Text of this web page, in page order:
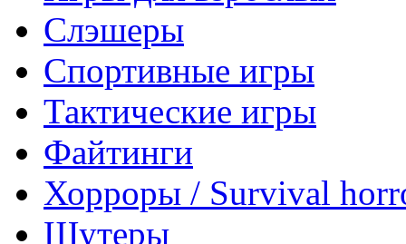
Слэшеры
Спортивные игры
Тактические игры
Файтинги
Хорроры / Survival
Шутеры